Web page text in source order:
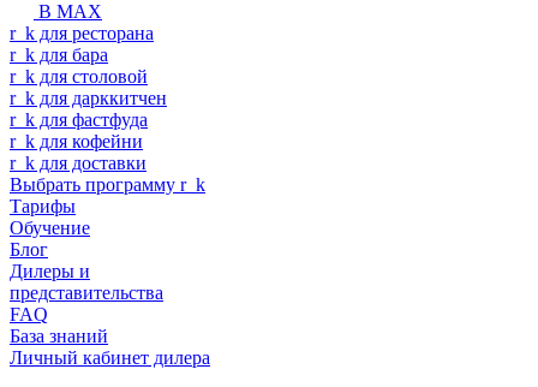
В MAX
r_ k для ресторана
r_ k для бара
r_ k для столовой
r_ k для дарккитчен
r_ k для фастфуда
r_ k для кофейни
r_ k для доставки
Выбрать программу r_ k
Тарифы
Обучение
Блог
Дилеры и
представительства
FAQ
База знаний
Личный кабинет дилера